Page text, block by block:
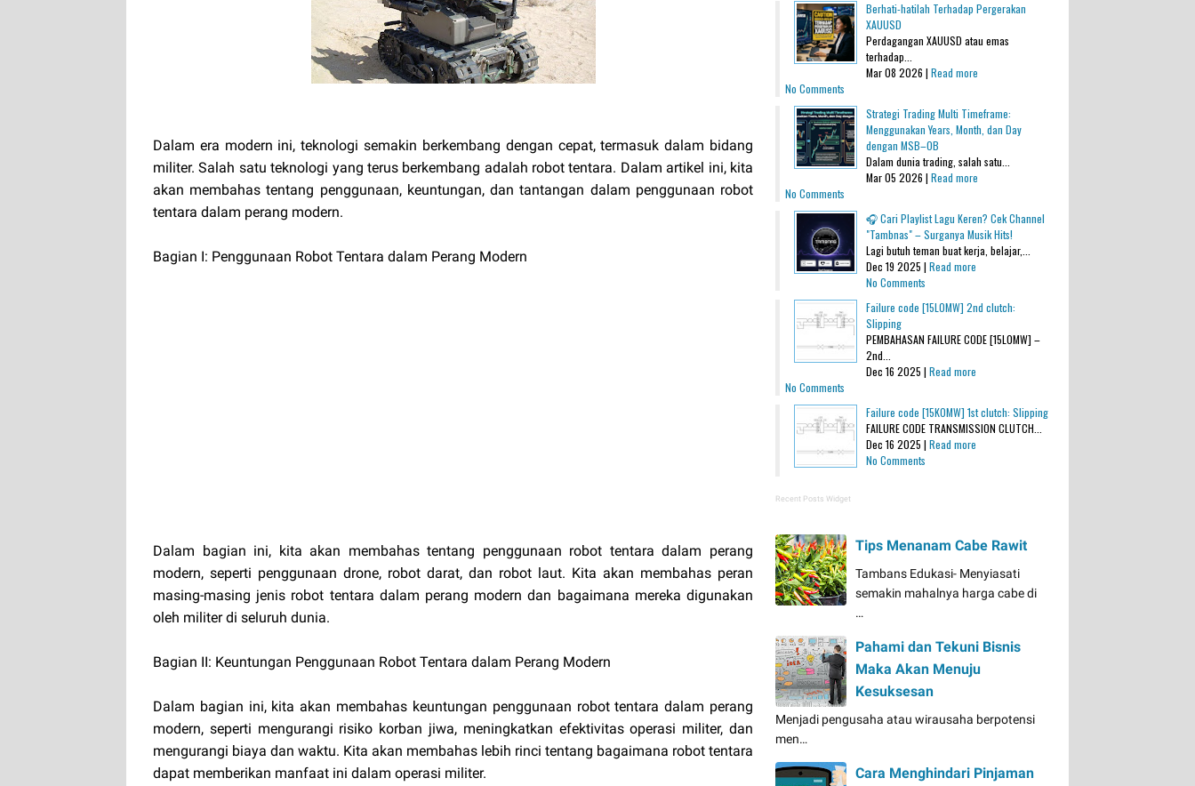
Dalam era modern ini, teknologi semakin berkembang dengan cepat, termasuk dalam bidang
militer. Salah satu teknologi yang terus berkembang adalah robot tentara. Dalam artikel ini, kita
akan membahas tentang penggunaan, keuntungan, dan tantangan dalam penggunaan robot
tentara dalam perang modern.
Bagian I: Penggunaan Robot Tentara dalam Perang Modern
Dalam bagian ini, kita akan membahas tentang penggunaan robot tentara dalam perang
modern, seperti penggunaan drone, robot darat, dan robot laut. Kita akan membahas peran
masing-masing jenis robot tentara dalam perang modern dan bagaimana mereka digunakan
oleh militer di seluruh dunia.
Bagian II: Keuntungan Penggunaan Robot Tentara dalam Perang Modern
Dalam bagian ini, kita akan membahas keuntungan penggunaan robot tentara dalam perang
modern, seperti mengurangi risiko korban jiwa, meningkatkan efektivitas operasi militer, dan
mengurangi biaya dan waktu. Kita akan membahas lebih rinci tentang bagaimana robot tentara
dapat memberikan manfaat ini dalam operasi militer.
Berhati-hatilah Terhadap Pergerakan
XAUUSD
Perdagangan XAUUSD atau emas
terhadap...
Mar 08 2026 | Read more
No Comments
Strategi Trading Multi Timeframe:
Menggunakan Years, Month, dan Day
dengan MSB–OB
Dalam dunia trading, salah satu...
Mar 05 2026 | Read more
No Comments
🎧 Cari Playlist Lagu Keren? Cek Channel
"Tambnas" – Surganya Musik Hits!
Lagi butuh teman buat kerja, belajar,...
Dec 19 2025 | Read more
No Comments
Failure code [15L0MW] 2nd clutch:
Slipping
PEMBAHASAN FAILURE CODE [15L0MW] –
2nd...
Dec 16 2025 | Read more
No Comments
Failure code [15K0MW] 1st clutch: Slipping
FAILURE CODE TRANSMISSION CLUTCH...
Dec 16 2025 | Read more
No Comments
Recent Posts Widget
Tips Menanam Cabe Rawit
Tambans Edukasi- Menyiasati
semakin mahalnya harga cabe di
…
Pahami dan Tekuni Bisnis
Maka Akan Menuju
Kesuksesan
Menjadi pengusaha atau wirausaha berpotensi
men…
Cara Menghindari Pinjaman